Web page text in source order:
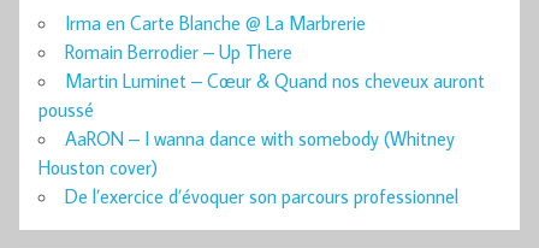
Irma en Carte Blanche @ La Marbrerie
Romain Berrodier – Up There
Martin Luminet – Cœur & Quand nos cheveux auront
poussé
AaRON – I wanna dance with somebody (Whitney
Houston cover)
De l’exercice d’évoquer son parcours professionnel